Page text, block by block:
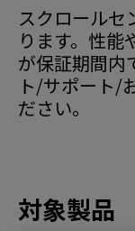
スクロールセ
ります。性能
が保証期間内
ト/サポート/
ださい。
対象製品